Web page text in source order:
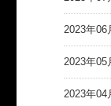
2023年06
2023年05
2023年04